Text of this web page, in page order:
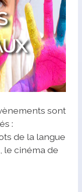
sont
:
de la langue
le cinéma de